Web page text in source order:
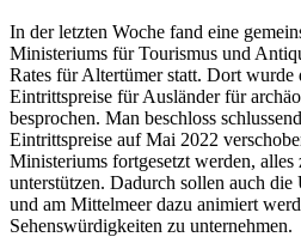
In der letzten Woche fand eine
Ministeriums für Tourismus und
Rates für Altertümer statt. Dort wurde
Eintrittspreise für Ausländer für
besprochen. Man beschloss
Eintrittspreise auf Mai 2022
Ministeriums fortgesetzt werden,
unterstützen. Dadurch sollen auch die
und am Mittelmeer dazu animiert
Sehenswürdigkeiten zu unternehmen.